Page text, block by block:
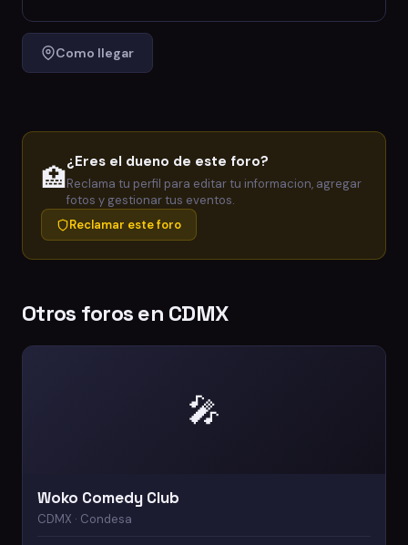
Como llegar
🏥
¿Eres el dueno de este foro?
Reclama tu perfil para editar tu informacion, agregar
fotos y gestionar tus eventos.
Reclamar este foro
Otros foros en CDMX
🎤
Woko Comedy Club
CDMX · Condesa